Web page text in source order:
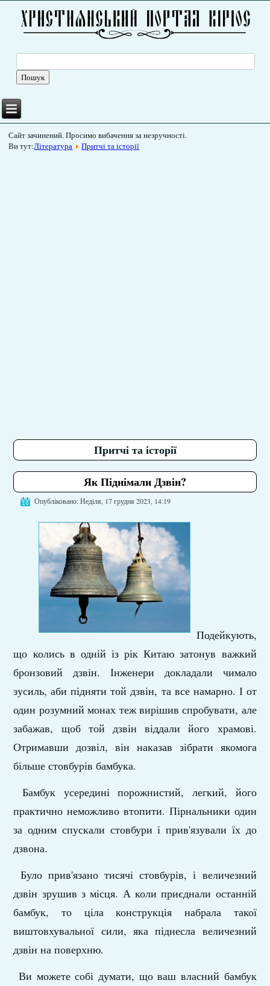
Сайт зачинений. Просимо вибачення за незручності.
Ви тут:Література Притчі та історії
Притчі та історії
Як Піднімали Дзвін?
Опубліковано: Неділя, 17 грудня 2023, 14:19
Подейкують,
що колись в одній із рік Китаю затонув важкий
бронзовий дзвін. Інженери докладали чимало
зусиль, аби підняти той дзвін, та все намарно. І от
один розумний монах теж вирішив спробувати, але
забажав, щоб той дзвін віддали його храмові.
Отримавши дозвіл, він наказав зібрати якомога
більше стовбурів бамбука.
Бамбук усередині порожнистий, легкий, його
практично неможливо втопити. Пірнальники один
за одним спускали стовбури і прив'язували їх до
дзвона.
Було прив'язано тисячі стовбурів, і величезний
дзвін зрушив з місця. А коли приєднали останній
бамбук, то ціла конструкція набрала такої
виштовхувальної сили, яка піднесла величезний
дзвін на поверхню.
Ви можете собі думати, що ваш власний бамбук